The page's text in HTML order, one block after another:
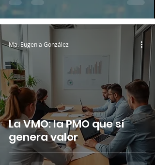
La VMO: la PMO que sí
genera valor
Ma. Eugenia González